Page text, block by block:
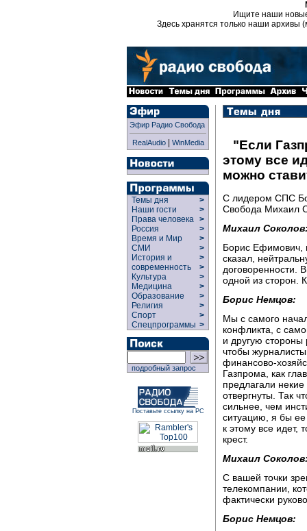
Ищите наши
Здесь хранятся только наши архивы
Эфир Радио Свобода
RealAudio| WinMedia
Темы дня
>
Наши гости
>
Права человека >
Россия
>
Время и Мир
>
СМИ
>
История и
современность
>
>
Культура
>
Медицина
>
Образование
>
Религия
>
Спорт
>
Спецпрограммы >
подробный запрос
Поставьте ссылку на РС
"Если
этому все
можно
С лидером СПС
Свобода Михаил
Михаил
Борис Ефимович,
сказал,
договоренности.
одной из сторон.
Борис Немцов:
Мы с самого
конфликта, с
и другую стороны
чтобы журналисты
финансово-
Газпрома, как
предлагали
отвергнуты. Так
сильнее, чем
ситуацию, я бы
к этому все идет,
крест.
Михаил
С вашей точки
телекомпании,
фактически
Борис Немцов: